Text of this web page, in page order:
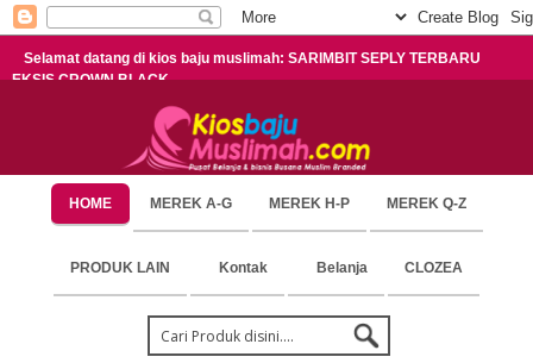
Selamat datang di kios baju muslimah: SARIMBIT SEPLY TERBARU
EKSIS CROWN BLACK
HOME MEREK A-G MEREK H-P MEREK Q-Z
PRODUK LAIN Kontak Belanja CLOZEA